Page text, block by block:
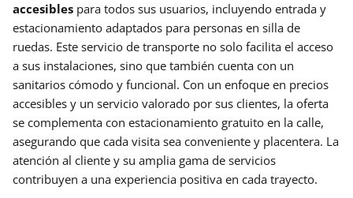
accesibles para todos sus usuarios, incluyendo entrada y
estacionamiento adaptados para personas en silla de
ruedas. Este servicio de transporte no solo facilita el acceso
a sus instalaciones, sino que también cuenta con un
sanitarios cómodo y funcional. Con un enfoque en precios
accesibles y un servicio valorado por sus clientes, la oferta
se complementa con estacionamiento gratuito en la calle,
asegurando que cada visita sea conveniente y placentera. La
atención al cliente y su amplia gama de servicios
contribuyen a una experiencia positiva en cada trayecto.